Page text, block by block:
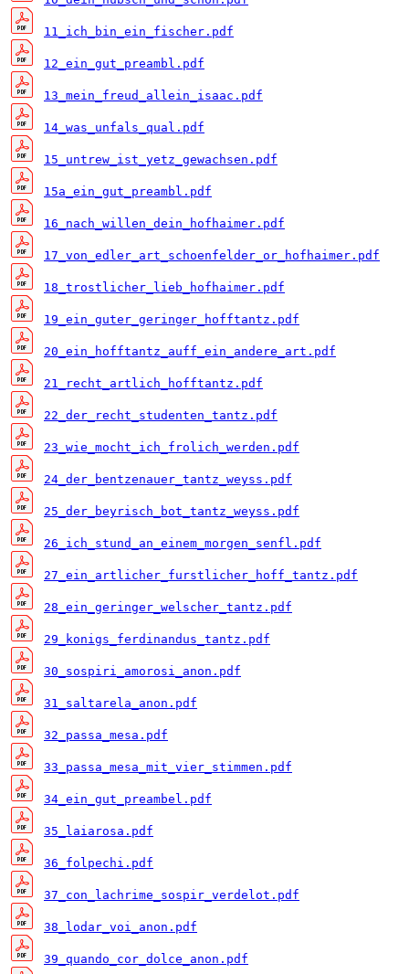
11_ich_bin_ein_fischer.pdf
12_ein_gut_preambl.pdf
13_mein_freud_allein_isaac.pdf
14_was_unfals_qual.pdf
15_untrew_ist_yetz_gewachsen.pdf
15a_ein_gut_preambl.pdf
16_nach_willen_dein_hofhaimer.pdf
17_von_edler_art_schoenfelder_or_hofhaimer.pdf
18_trostlicher_lieb_hofhaimer.pdf
19_ein_guter_geringer_hofftantz.pdf
20_ein_hofftantz_auff_ein_andere_art.pdf
21_recht_artlich_hofftantz.pdf
22_der_recht_studenten_tantz.pdf
23_wie_mocht_ich_frolich_werden.pdf
24_der_bentzenauer_tantz_weyss.pdf
25_der_beyrisch_bot_tantz_weyss.pdf
26_ich_stund_an_einem_morgen_senfl.pdf
27_ein_artlicher_furstlicher_hoff_tantz.pdf
28_ein_geringer_welscher_tantz.pdf
29_konigs_ferdinandus_tantz.pdf
30_sospiri_amorosi_anon.pdf
31_saltarela_anon.pdf
32_passa_mesa.pdf
33_passa_mesa_mit_vier_stimmen.pdf
34_ein_gut_preambel.pdf
35_laiarosa.pdf
36_folpechi.pdf
37_con_lachrime_sospir_verdelot.pdf
38_lodar_voi_anon.pdf
39_quando_cor_dolce_anon.pdf